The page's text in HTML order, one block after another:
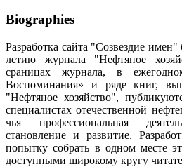
Biographies
Разработка сайта "Созвездие
летию журнала "Нефтяное
сраницах журнала, в
Воспоминания» и ряде книг,
"Нефтяное хозяйство",
специалистах отечественной
чья профессиональная
становление и развитие.
попытку собрать в одном месте
доступными широкому кругу